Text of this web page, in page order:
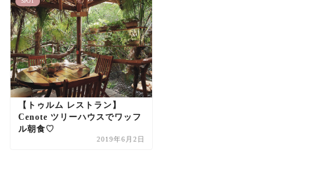
【トゥルム レストラン】
Cenote ツリーハウスでワッフ
ル朝食♡
2019年6月2日